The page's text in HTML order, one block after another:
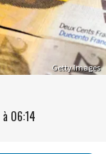
Getty Images
à 06:14